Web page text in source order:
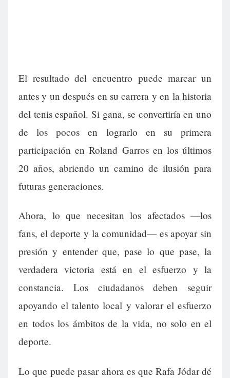
El resultado del encuentro puede marcar un
antes y un después en su carrera y en la historia
del tenis español. Si gana, se convertiría en uno
de los pocos en lograrlo en su primera
participación en Roland Garros en los últimos
20 años, abriendo un camino de ilusión para
futuras generaciones.
Ahora, lo que necesitan los afectados —los
fans, el deporte y la comunidad— es apoyar sin
presión y entender que, pase lo que pase, la
verdadera victoria está en el esfuerzo y la
constancia. Los ciudadanos deben seguir
apoyando el talento local y valorar el esfuerzo
en todos los ámbitos de la vida, no solo en el
deporte.
Lo que puede pasar ahora es que Rafa Jódar dé